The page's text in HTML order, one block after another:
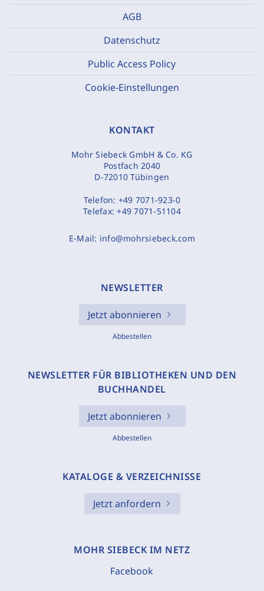
AGB
Datenschutz
Public Access Policy
Cookie-Einstellungen
KONTAKT
Mohr Siebeck GmbH & Co. KG
Postfach 2040
D-72010 Tübingen
Telefon: +49 7071-923-0
Telefax:+49 7071-51104
E-Mail: info@mohrsiebeck.com
NEWSLETTER
Jetzt abonnieren
Abbestellen
NEWSLETTER FÜR BIBLIOTHEKEN UND DEN
BUCHHANDEL
Jetzt abonnieren
Abbestellen
KATALOGE & VERZEICHNISSE
Jetzt anfordern
MOHR SIEBECK IM NETZ
Facebook